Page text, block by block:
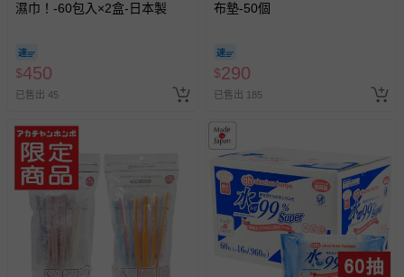
濕巾！-60包入×2盒-日本製
$450
已售出 45
布墊-50個
$290
已售出 185